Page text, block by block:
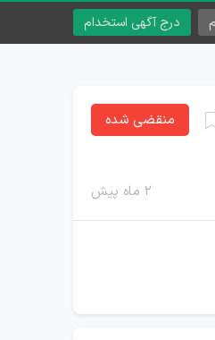
درج آگهی استخدام
۲ ماه پیش
منقضی شده